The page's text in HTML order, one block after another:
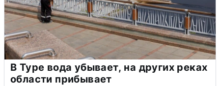
В Туре вода убывает, на других реках
области прибывает